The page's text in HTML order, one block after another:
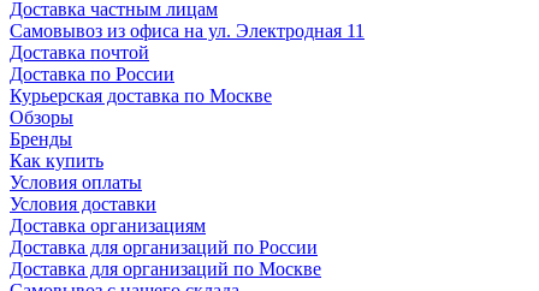
Доставка частным лицам
Самовывоз из офиса на ул. Электродная 11
Доставка почтой
Доставка по России
Курьерская доставка по Москве
Обзоры
Бренды
Как купить
Условия оплаты
Условия доставки
Доставка организациям
Доставка для организаций по России
Доставка для организаций по Москве